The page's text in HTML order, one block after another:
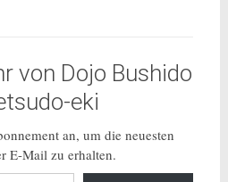
von Dojo Bushido
eki
an, um die neuesten
E-Mail zu erhalten.